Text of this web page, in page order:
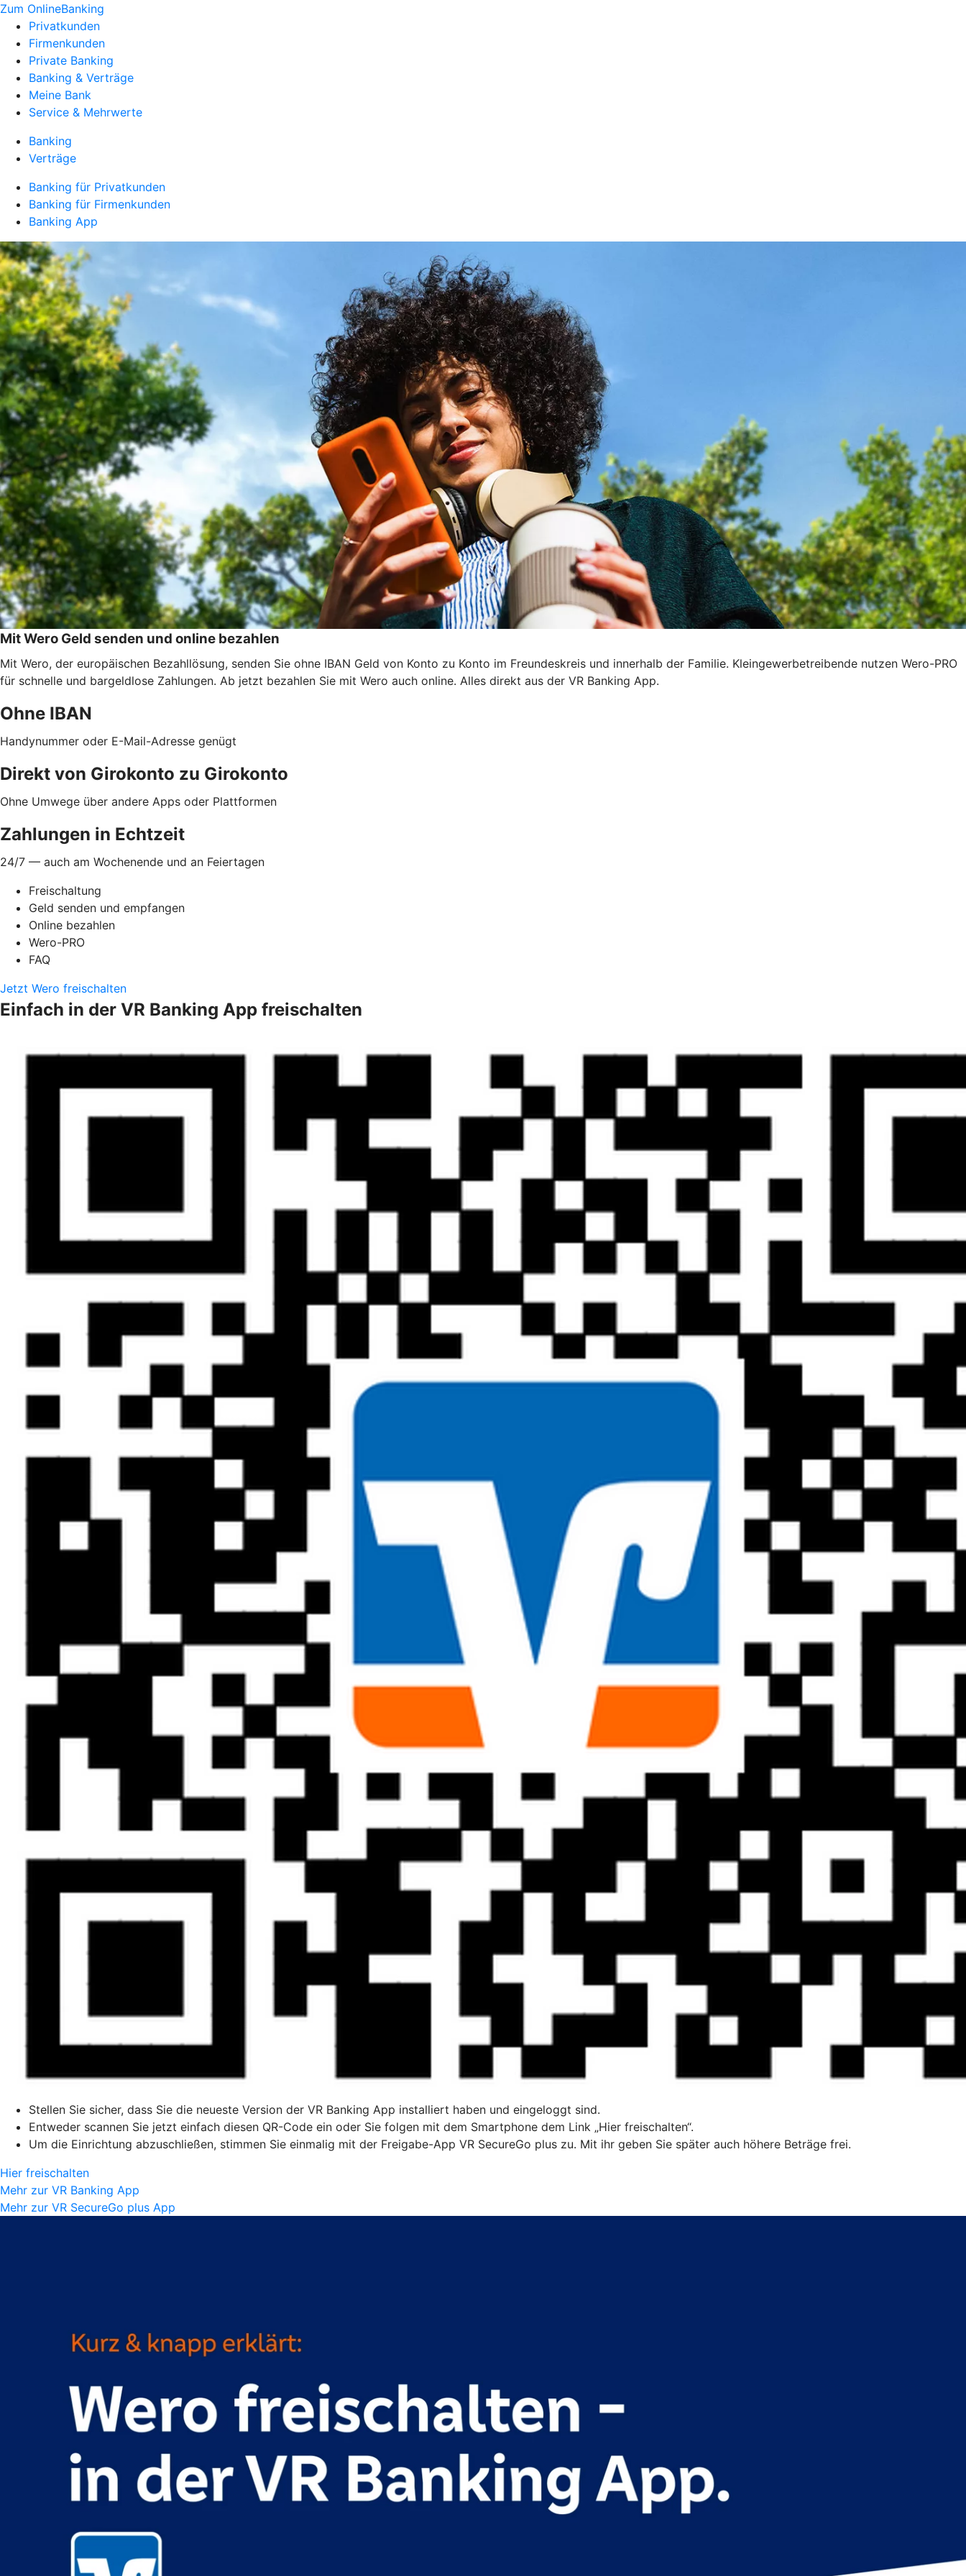
Zum OnlineBanking
Privatkunden
Firmenkunden
Private Banking
Banking & Verträge
Meine Bank
Service & Mehrwerte
Banking
Verträge
Banking für Privatkunden
Banking für Firmenkunden
Banking App
Mit Wero Geld senden und online bezahlen
Mit Wero, der europäischen Bezahllösung, senden Sie ohne IBAN Geld von Konto zu Konto im Freundeskreis und innerhalb der Familie. Kleingewerbetreibende nutzen Wero-PRO
für schnelle und bargeldlose Zahlungen. Ab jetzt bezahlen Sie mit Wero auch online. Alles direkt aus der VR Banking App.
Ohne IBAN
Handynummer oder E-Mail-Adresse genügt
Direkt von Girokonto zu Girokonto
Ohne Umwege über andere Apps oder Plattformen
Zahlungen in Echtzeit
24/7 — auch am Wochenende und an Feiertagen
Freischaltung
Geld senden und empfangen
Online bezahlen
Wero-PRO
FAQ
Jetzt Wero freischalten
Einfach in der VR Banking App freischalten
Stellen Sie sicher, dass Sie die neueste Version der VR Banking App installiert haben und eingeloggt sind.
Entweder scannen Sie jetzt einfach diesen QR-Code ein oder Sie folgen mit dem Smartphone dem Link „Hier freischalten“.
Um die Einrichtung abzuschließen, stimmen Sie einmalig mit der Freigabe-App VR SecureGo plus zu. Mit ihr geben Sie später auch höhere Beträge frei.
Hier freischalten
Mehr zur VR Banking App
Mehr zur VR SecureGo plus App